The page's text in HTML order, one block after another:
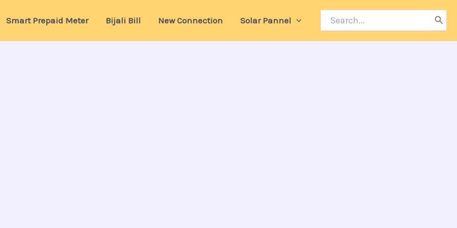
Smart Prepaid Meter Bijali Bill New Connection Solar Pannel
Search
for: